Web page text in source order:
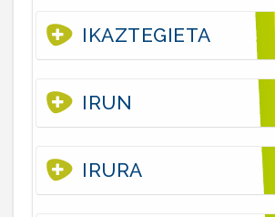
IKAZTEGIETA
IRUN
IRURA